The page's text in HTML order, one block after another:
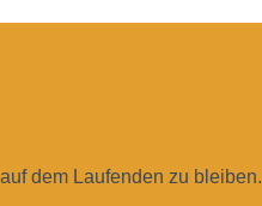
dem Laufenden zu bleiben.